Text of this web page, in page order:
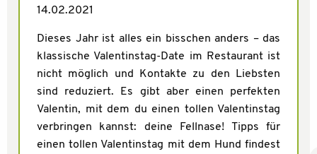
14.02.2021
Dieses Jahr ist alles ein bisschen anders – das
klassische Valentinstag-Date im Restaurant ist
nicht möglich und Kontakte zu den Liebsten
sind reduziert. Es gibt aber einen perfekten
Valentin, mit dem du einen tollen Valentinstag
verbringen kannst: deine Fellnase! Tipps für
einen tollen Valentinstag mit dem Hund findest